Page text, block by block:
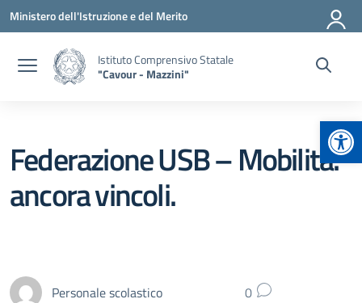
Vai ai contenuti
Vai al menu di navigazione
Vai al footer
Ministero dell'Istruzione e del Merito
Istituto Comprensivo Statale
"Cavour - Mazzini"
Federazione USB – Mobilità:
ancora vincoli.
Personale scolastico 0